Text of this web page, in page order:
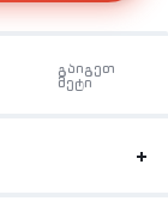
გაიგეთ
მეტი